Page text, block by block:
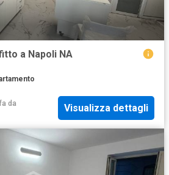
a Napoli NA
da
Visualizza dettagli